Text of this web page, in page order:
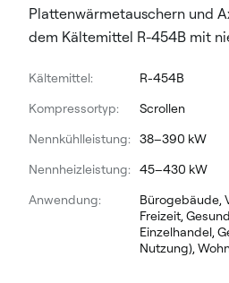
Plattenwärmetauschern und
dem Kältemittel R-454B mit
Kältemittel:
R-454B
Kompressortyp:
Scrollen
Nennkühlleistung:
38–390 kW
Nennheizleistung:
45–430 kW
Anwendung:
Bürogebäude,
Freizeit,
Einzelhandel,
Nutzung),